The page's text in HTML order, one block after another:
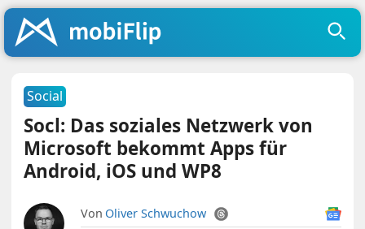
Social
Socl: Das soziales Netzwerk von
Microsoft bekommt Apps für
Android, iOS und WP8
Von Oliver Schwuchow